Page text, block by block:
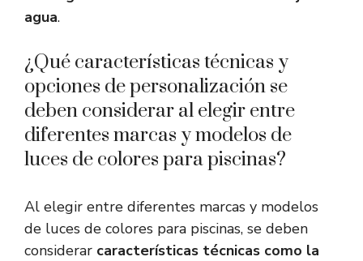
agua.
¿Qué características técnicas y
opciones de personalización se
deben considerar al elegir entre
diferentes marcas y modelos de
luces de colores para piscinas?
Al elegir entre diferentes marcas y modelos
de luces de colores para piscinas, se deben
considerar características técnicas como la